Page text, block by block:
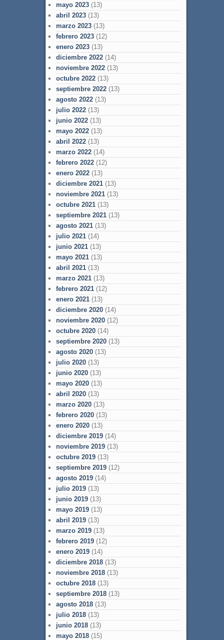
mayo 2023(13)
abril 2023(13)
marzo 2023(13)
febrero 2023(12)
enero 2023(13)
diciembre 2022(14)
noviembre 2022(13)
octubre 2022(13)
septiembre 2022(13)
agosto 2022(13)
julio 2022(13)
junio 2022(13)
mayo 2022(13)
abril 2022(13)
marzo 2022(14)
febrero 2022(12)
enero 2022(13)
diciembre 2021(13)
noviembre 2021(13)
octubre 2021(13)
septiembre 2021(13)
agosto 2021(13)
julio 2021(14)
junio 2021(13)
mayo 2021(13)
abril 2021(13)
marzo 2021(13)
febrero 2021(12)
enero 2021(13)
diciembre 2020(14)
noviembre 2020(12)
octubre 2020(14)
septiembre 2020(13)
agosto 2020(13)
julio 2020(13)
junio 2020(13)
mayo 2020(13)
abril 2020(13)
marzo 2020(13)
febrero 2020(13)
enero 2020(13)
diciembre 2019(14)
noviembre 2019(13)
octubre 2019(13)
septiembre 2019(12)
agosto 2019(14)
julio 2019(13)
junio 2019(13)
mayo 2019(13)
abril 2019(13)
marzo 2019(13)
febrero 2019(12)
enero 2019(14)
diciembre 2018(13)
noviembre 2018(13)
octubre 2018(13)
septiembre 2018(13)
agosto 2018(13)
julio 2018(13)
junio 2018(13)
mayo 2018(15)